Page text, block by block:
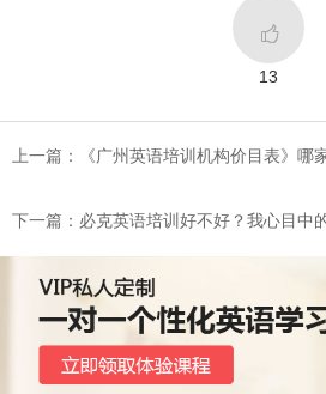

13
上一篇：《广州英语培训机构价目表》哪
下一篇：必克英语培训好不好？我心目中